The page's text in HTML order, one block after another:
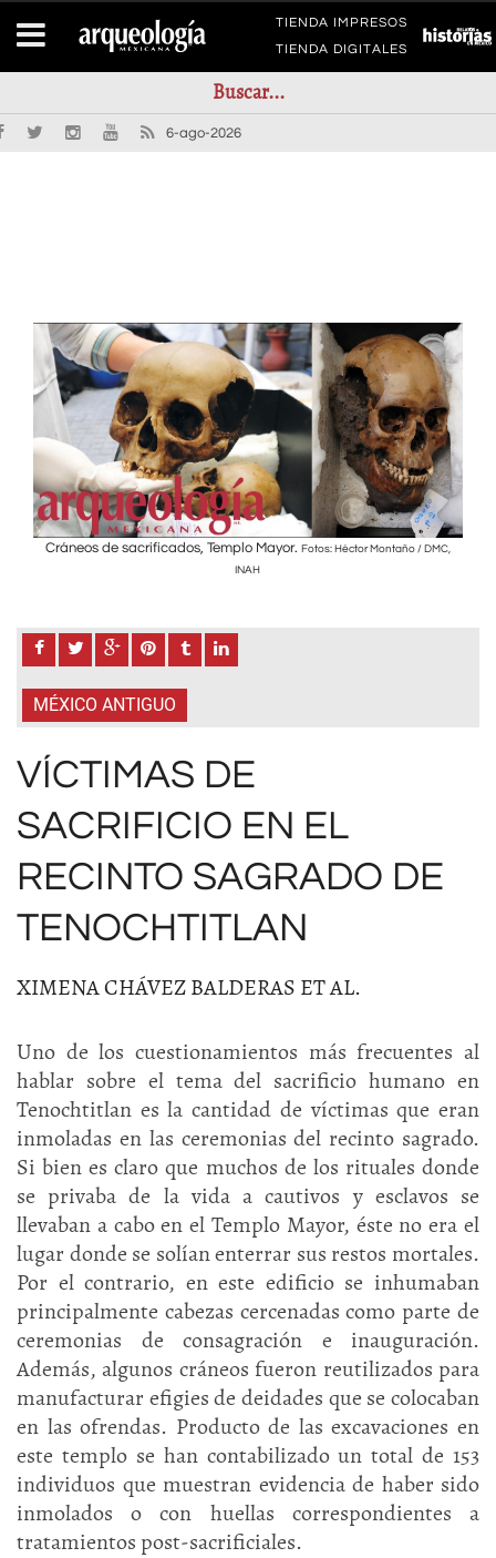
TIENDA IMPRESOS
TIENDA DIGITALES
6-ago-2026
Cráneos de sacrificados, Templo Mayor. Fotos: Héctor Montaño / DMC,
INAH
MÉXICO ANTIGUO
VÍCTIMAS DE
SACRIFICIO EN EL
RECINTO SAGRADO DE
TENOCHTITLAN
XIMENA CHÁVEZ BALDERAS ET AL.
Uno de los cuestionamientos más frecuentes al
hablar sobre el tema del sacrificio humano en
Tenochtitlan es la cantidad de víctimas que eran
inmoladas en las ceremonias del recinto sagrado.
Si bien es claro que muchos de los rituales donde
se privaba de la vida a cautivos y esclavos se
llevaban a cabo en el Templo Mayor, éste no era el
lugar donde se solían enterrar sus restos mortales.
Por el contrario, en este edificio se inhumaban
principalmente cabezas cercenadas como parte de
ceremonias de consagración e inauguración.
Además, algunos cráneos fueron reutilizados para
manufacturar efigies de deidades que se colocaban
en las ofrendas. Producto de las excavaciones en
este templo se han contabilizado un total de 153
individuos que muestran evidencia de haber sido
inmolados o con huellas correspondientes a
tratamientos post-sacrificiales.